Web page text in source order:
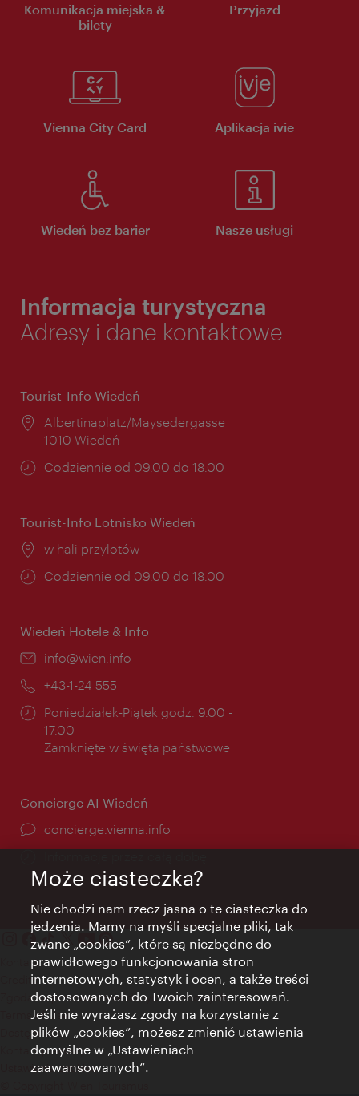
Komunikacja miejska &
bilety
Przyjazd
Vienna City Card Aplikacja ivie
Wiedeń bez barier Nasze usługi
Informacja turystyczna
Adresy i dane kontaktowe
Tourist-Info Wiedeń
Miejsce:
Albertinaplatz/Maysedergasse
1010 Wiedeń
Godziny
Codziennie od 09.00 do 18.00
Tourist-Info Lotnisko Wiedeń
Miejsce:
w hali przylotów
Godziny
Codziennie od 09.00 do 18.00
Wiedeń Hotele & Info
E-
info@wien.info
Telefon:
+43-1-24 555
Godziny
otwarcia:
Poniedziałek-Piątek godz. 9.00 -
17.00
Zamknięte w święta państwowe
Concierge AI Wiedeń
concierge.vienna.info
Kontakt
Credits
Zgoda na przetwarzanie danych osobowych
Terms of Use
Dostępność
Kontakt prasowy
Ustawienia cookies
Może ciasteczka?
Nie chodzi nam rzecz jasna o te ciasteczka do
jedzenia. Mamy na myśli specjalne pliki, tak
zwane „cookies”, które są niezbędne do
prawidłowego funkcjonowania stron
internetowych, statystyk i ocen, a także treści
dostosowanych do Twoich zainteresowań.
Jeśli nie wyrażasz zgody na korzystanie z
plików „cookies”, możesz zmienić ustawienia
domyślne w „Ustawieniach
zaawansowanych”.